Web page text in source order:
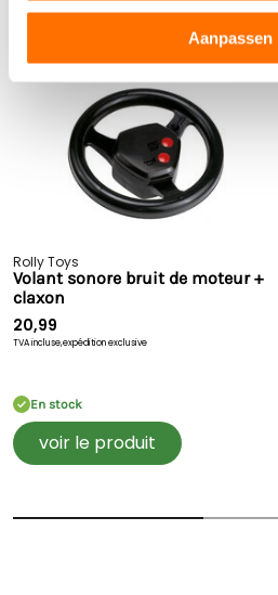
Aanpassen
D'autres ont
Rolly Toys
Volant sonore bruit de moteur +
claxon
20,99
TVA incluse,expédition exclusive
En stock
voir le produit